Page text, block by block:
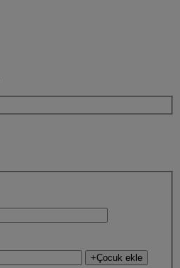
+Çocuk ekle